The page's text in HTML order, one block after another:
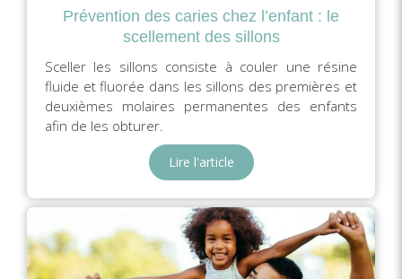
Prévention des caries chez l’enfant : le
scellement des sillons
Sceller les sillons consiste à couler une résine
fluide et fluorée dans les sillons des premières et
deuxièmes molaires permanentes des enfants
afin de les obturer.
Lire l'article